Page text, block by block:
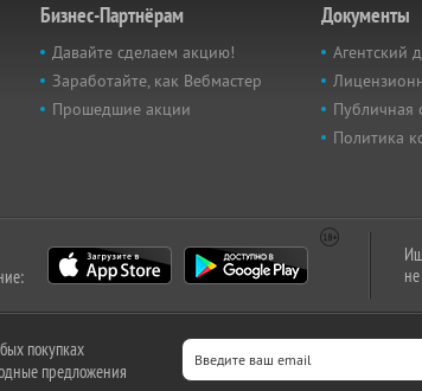
Бизнес-Партнёрам
Давайте сделаем акцию!
Заработайте, как Вебмастер
Прошедшие акции
Документы
Агентский
Публичная
Политика
покупках
предложения